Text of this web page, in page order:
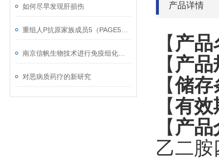
如何尽早发现肝损伤
对恶病质药疗的新研究
产品详情
【 产品
【 产品
【储存
【有效
【 产品
乙二胺